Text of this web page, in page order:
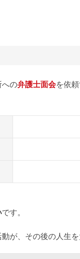
への弁護士面会を依
です。
が、その後の人生を